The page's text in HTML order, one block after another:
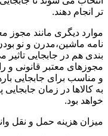
تر انجام دهند.
موارد دیگری مانند مجوز
نامه ماشین،مدرن و نو
بندی هم در جابجایی تاثیر
مجوزهای معتبر قانونی و
و مناسب برای جابجایی
به کالاها در زمان
خواهد بود.
میزان هزینه حمل و نقل